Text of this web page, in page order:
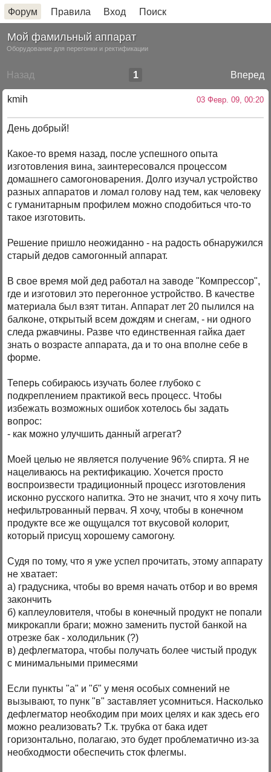
Форум Правила Вход Поиск
Мой фамильный аппарат
Оборудование для перегонки и ректификации
Назад Вперед
1
kmih 03 Февр. 09, 00:20
День добрый!
Какое-то время назад, после успешного опыта
изготовления вина, заинтересовался процессом
домашнего самогоноварения. Долго изучал устройство
разных аппаратов и ломал голову над тем, как человеку
с гуманитарным профилем можно сподобиться что-то
такое изготовить.
Решение пришло неожиданно - на радость обнаружился
старый дедов самогонный аппарат.
В свое время мой дед работал на заводе "Компрессор",
где и изготовил это перегонное устройство. В качестве
материала был взят титан. Аппарат лет 20 пылился на
балконе, открытый всем дождям и снегам, - ни одного
следа ржавчины. Разве что единственная гайка дает
знать о возрасте аппарата, да и то она вполне себе в
форме.
Теперь собираюсь изучать более глубоко с
подкреплением практикой весь процесс. Чтобы
избежать возможных ошибок хотелось бы задать
вопрос:
- как можно улучшить данный агрегат?
Моей целью не является получение 96% спирта. Я не
нацеливаюсь на ректификацию. Хочется просто
воспроизвести традиционный процесс изготовления
исконно русского напитка. Это не значит, что я хочу пить
нефильтрованный первач. Я хочу, чтобы в конечном
продукте все же ощущался тот вкусовой колорит,
который присущ хорошему самогону.
Судя по тому, что я уже успел прочитать, этому аппарату
не хватает:
а) градусника, чтобы во время начать отбор и во время
закончить
б) каплеуловителя, чтобы в конечный продукт не попали
микрокапли браги; можно заменить пустой банкой на
отрезке бак - холодильник (?)
в) дефлегматора, чтобы получать более чистый продук
с минимальными примесями
Если пункты "а" и "б" у меня особых сомнений не
вызывают, то пунк "в" заставляет усомниться. Насколько
дефлегматор необходим при моих целях и как здесь его
можно реализовать? Т.к. трубка от бака идет
горизонтально, полагаю, это будет проблематично из-за
необходмости обеспечить сток флегмы.